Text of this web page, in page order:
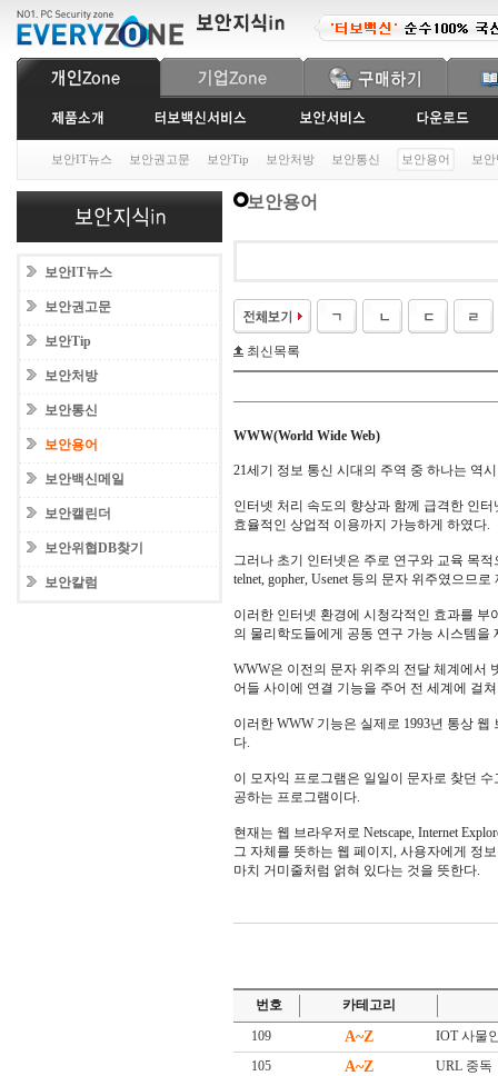
보안IT뉴스 보안권고문 보안Tip 보안처방 보안통신 보안용어 보
보안IT뉴스
보안권고문
보안Tip
보안처방
보안통신
보안용어
보안백신메일
보안캘린더
보안위협DB찾기
보안칼럼
보안용어
최신목록
WWW(World Wide Web)
21세기 정보 통신 시대의 주역 중 하나는 역
인터넷 처리 속도의 향상과 함께 급격한 인
효율적인 상업적 이용까지 가능하게 하였다.
그러나 초기 인터넷은 주로 연구와 교육 목
telnet, gopher, Usenet 등의 문자 위주였으므
이러한 인터넷 환경에 시청각적인 효과를 부
의 물리학도들에게 공동 연구 가능 시스템을
WWW은 이전의 문자 위주의 전달 체계에서
어들 사이에 연결 기능을 주어 전 세계에 걸
이러한 WWW 기능은 실제로 1993년 통상
다.
이 모자익 프로그램은 일일이 문자로 찾던
공하는 프로그램이다.
현재는 웹 브라우저로 Netscape, Internet
그 자체를 뜻하는 웹 페이지, 사용자에게 정
마치 거미줄처럼 얽혀 있다는 것을 뜻한다.
번호
카테고리
109
A~Z
IOT 사물
105
A~Z
URL 중독